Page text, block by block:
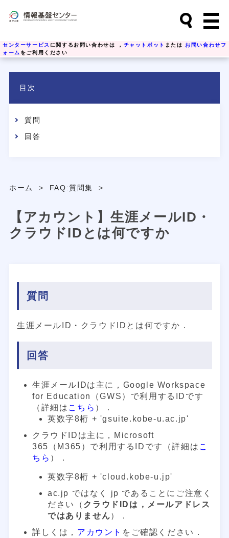
センターサービス に関するお問い合わせは ， チャットボット または お問い合わせフ
ォーム をご利用ください
目次
質問
回答
ホーム > FAQ:質問集 >
【アカウント】生涯メールID・
クラウドIDとは何ですか
質問
生涯メールID・クラウドIDとは何ですか．
回答
生涯メールIDは主に，Google Workspace
for Education（GWS）で利用するIDです
（詳細は こちら ）．
英数字8桁 + 'gsuite.kobe-u.ac.jp'
クラウドIDは主に，Microsoft
365（M365）で利用するIDです（詳細は こ
ちら ）．
英数字8桁 + 'cloud.kobe-u.jp'
ac.jp ではなく jp であることにご注意く
ださい（ クラウドIDは，メールアドレス
ではありません）．
詳しくは， アカウント をご確認ください．